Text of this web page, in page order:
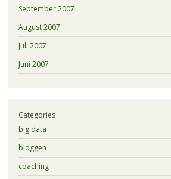
September 2007
August 2007
Juli 2007
Juni 2007
Categories
big data
bloggen
coaching